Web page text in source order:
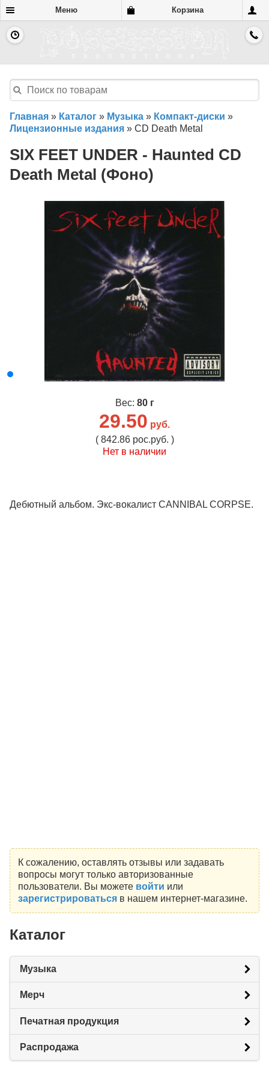
Меню Корзина
Главная » Каталог » Музыка » Компакт-диски »
Лицензионные издания » CD Death Metal
SIX FEET UNDER - Haunted CD
Death Metal (Фоно)
Вес: 80 г
29.50 руб.
( 842.86 рос.руб. )
Нет в наличии
Дебютный альбом. Экс-вокалист CANNIBAL CORPSE.
К сожалению, оставлять отзывы или задавать
вопросы могут только авторизованные
пользователи. Вы можете войти или
зарегистрироватьсяв нашем интернет-магазине.
Каталог
Музыка
Мерч
Печатная продукция
Распродажа